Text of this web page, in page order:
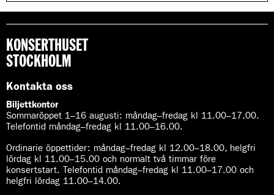
e
d
e
t
u
k
r
i
v
t
s
i
f
KONSERTHUSET
STOCKHOLM
Kontakta oss
Biljettkontor
Sommaröppet 1–16 augusti: måndag–fredag kl 11.00–17.00.
Telefontid måndag–fredag kl 11.00–16.00.
Ordinarie öppettider: måndag–fredag kl 12.00–18.00, helgfri
lördag kl 11.00–15.00 och normalt två timmar före
konsertstart. Telefontid måndag–fredag kl 11.00–17.00 och
helgfri lördag 11.00–14.00.